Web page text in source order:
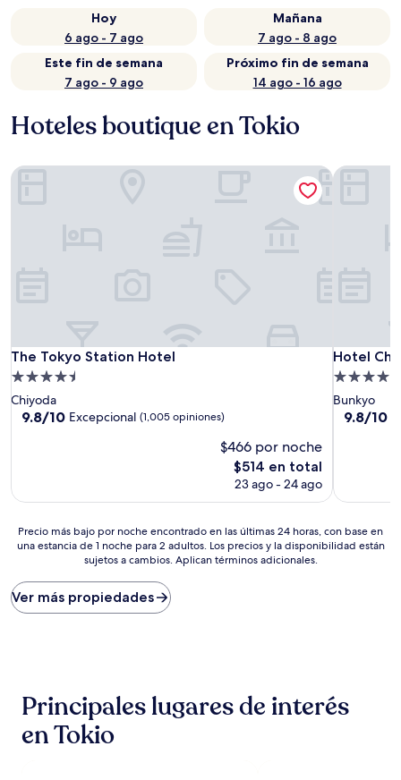
Hoy
6 ago - 7 ago
Mañana
7 ago - 8 ago
Este fin de semana
7 ago - 9 ago
Próximo fin de semana
14 ago - 16 ago
Hoteles boutique en Tokio
The Tokyo Station Hotel
The Tokyo Station Hotel
Propiedad
de
4.5
Chiyoda
9.8
9.8/10 Excepcional (1,005 opiniones)
$466 por noche
El
precio
de
$514
$514 en total
23 ago - 24 ago
The Tokyo Station Hotel
Hotel
Hotel
Propiedad
de
5.0
Bunkyo
9.8
9.8/10
Hotel
Precio
más
por
noche
encontrado
con
en
Precio más bajo por noche encontrado en las últimas 24 horas, con base en
una estancia de 1 noche para 2 adultos. Los precios y la disponibilidad están
sujetos a cambios. Aplican términos adicionales.
Ver más propiedades
Principales lugares de interés
en Tokio